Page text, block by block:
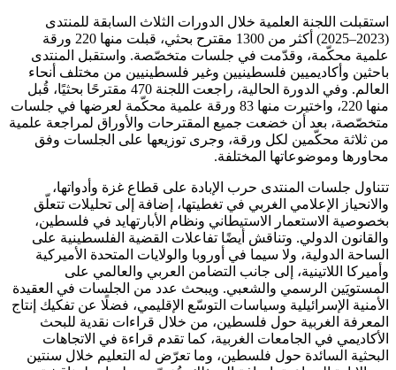
استقبلت اللجنة العلمية خلال الدورات الثلاث السابقة للمنتدى
(2023–2025) أكثر من 1300 مقترح بحثي، قبلت منها 220 ورقة
علمية محكّمة، وقدّمت في جلسات متخصّصة. واستقبل المنتدى
باحثين وأكاديميين فلسطينيين وغير فلسطينيين من مختلف أنحاء
العالم. وفي الدورة الحالية، راجعت اللجنة 470 مقترحًا بحثيًا، قُبل
منها 220، واختيرت منها 83 ورقة علمية محكّمة لعرضها في جلسات
متخصّصة، بعد أن خضعت جميع المقترحات والأوراق لمراجعة علمية
من ثلاثة محكّمين لكل ورقة، وجرى توزيعها على الجلسات وفق
محاورها وموضوعاتها المختلفة.
تتناول جلسات المنتدى حرب الإبادة على قطاع غزة وأدواتها،
والانحياز الإعلامي الغربي في تغطيتها، إضافة إلى تحليلات تتعلّق
بخصوصية الاستعمار الاستيطاني ونظام الأبارتهايد في فلسطين،
والقانون الدولي. وتناقش أيضًا تفاعلات القضية الفلسطينية على
الساحة الدولية، ولا سيما في أوروبا والولايات المتحدة الأميركية
وأميركا اللاتينية، إلى جانب التضامن العربي والعالمي على
المستويَين الرسمي والشعبي. ويبحث عدد من الجلسات في العقيدة
الأمنية الإسرائيلية وسياسات التوسّع الإقليمي، فضلًا عن تفكيك إنتاج
المعرفة الغربية حول فلسطين، من خلال قراءات نقدية للبحث
الأكاديمي في الجامعات الغربية، كما تقدم قراءة في الاتجاهات
البحثية السائدة حول فلسطين، وما تعرّض له التعليم خلال سنتين